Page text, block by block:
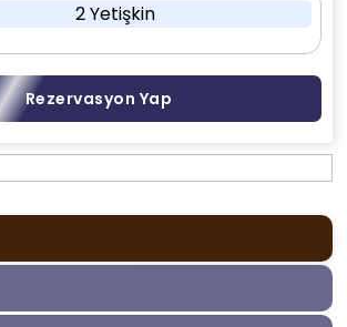
2 Yetişkin
Rezervasyon Yap